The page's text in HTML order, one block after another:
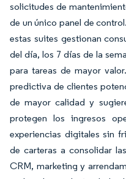
solicitudes de
de un único panel de
estas suites gestionan
del día, los 7 días de la
para tareas de mayor
predictiva de clientes
de mayor calidad y
protegen los ingresos
experiencias digitales sin
de carteras a consolidar
CRM, marketing y